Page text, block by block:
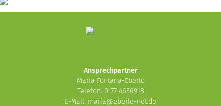
Ansprechpartner
Maria Fontana-Eberle
Telefon: 0177 4656918
E-Mail: maria@eberle-net.de